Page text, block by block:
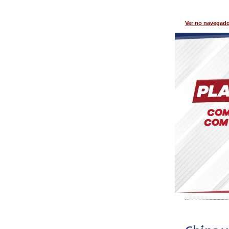
Ver no